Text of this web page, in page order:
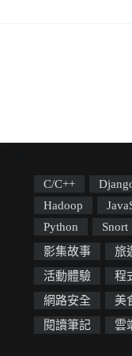
C/C++
Hadoop
Python
Snort
影集故事
旅
活動體驗
程
網路安全
美
閱讀筆記
雲